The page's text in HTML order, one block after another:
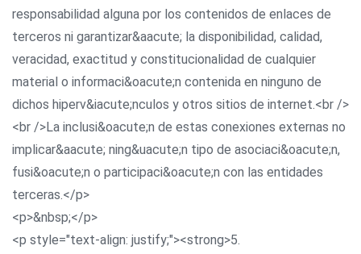
responsabilidad alguna por los contenidos de enlaces de
terceros ni garantizar&aacute; la disponibilidad, calidad,
veracidad, exactitud y constitucionalidad de cualquier
material o informaci&oacute;n contenida en ninguno de
dichos hiperv&iacute;nculos y otros sitios de internet.<br />
<br />La inclusi&oacute;n de estas conexiones externas no
implicar&aacute; ning&uacute;n tipo de asociaci&oacute;n,
fusi&oacute;n o participaci&oacute;n con las entidades
terceras.</p>
<p>&nbsp;</p>
<p style="text-align: justify;"><strong>5.